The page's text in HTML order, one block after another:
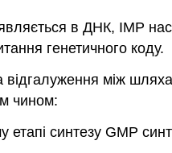
в ДНК, IMP
генетичного коду.
відгалуження між
чином:
етапі синтезу GMP